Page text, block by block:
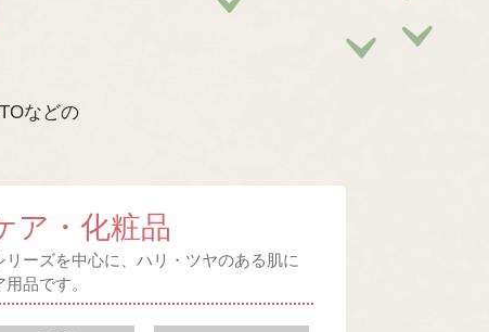
などの
ア・化粧品
ーズを中心に、ハリ・ツヤのある肌に
品です。